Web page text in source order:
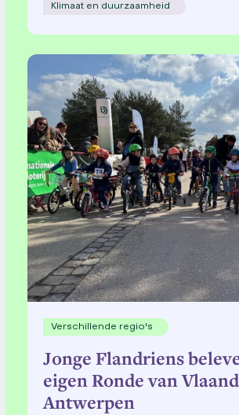
Klimaat en duurzaamheid
Verschillende regio's
Jonge Flandriens
eigen Ronde van
Antwerpen